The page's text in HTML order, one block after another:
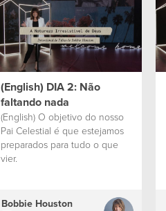
(English) DIA 2: Não
faltando nada
(English) O objetivo do nosso
Pai Celestial é que estejamos
preparados para tudo o que
vier.
Bobbie Houston